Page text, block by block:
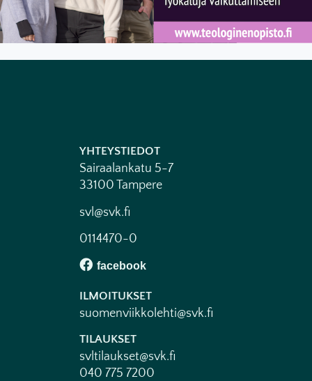
YHTEYSTIEDOT
Sairaalankatu 5-7
33100 Tampere
svl@svk.fi
0114470-0
ILMOITUKSET
suomenviikkolehti@svk.fi
TILAUKSET
svltilaukset@svk.fi
040 775 7200